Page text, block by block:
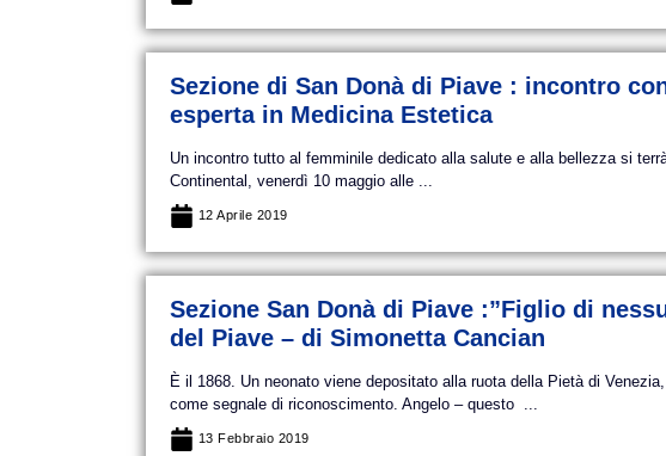
Sezione di San Donà di Piave : incontro
esperta in Medicina Estetica
Un incontro tutto al femminile dedicato alla salute e alla bellezza si
Continental, venerdì 10 maggio alle ...
12 Aprile 2019
Sezione San Donà di Piave :”Figlio di
del Piave – di Simonetta Cancian
È il 1868. Un neonato viene depositato alla ruota della Pietà di
come segnale di riconoscimento. Angelo – questo ...
13 Febbraio 2019